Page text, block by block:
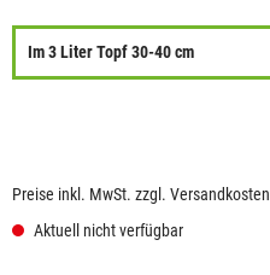
Im 3 Liter Topf 30-40 cm
Preise inkl. MwSt. zzgl. Versandkosten
Aktuell nicht verfügbar